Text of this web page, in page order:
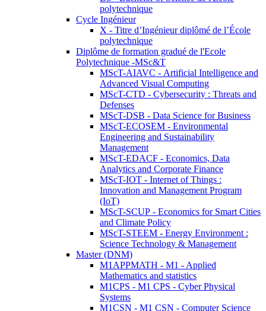
polytechnique
Cycle Ingénieur
X - Titre d’Ingénieur diplômé de l’École
polytechnique
Diplôme de formation gradué de l'Ecole
Polytechnique -MSc&T
MScT-AIAVC - Artificial Intelligence and
Advanced Visual Computing
MScT-CTD - Cybersecurity : Threats and
Defenses
MScT-DSB - Data Science for Business
MScT-ECOSEM - Environmental
Engineering and Sustainability
Management
MScT-EDACF - Economics, Data
Analytics and Corporate Finance
MScT-IOT - Internet of Things :
Innovation and Management Program
(IoT)
MScT-SCUP - Economics for Smart Cities
and Climate Policy
MScT-STEEM - Energy Environment :
Science Technology & Management
Master (DNM)
M1APPMATH - M1 - Applied
Mathematics and statistics
M1CPS - M1 CPS - Cyber Physical
Systems
M1CSN - M1 CSN - Computer Science